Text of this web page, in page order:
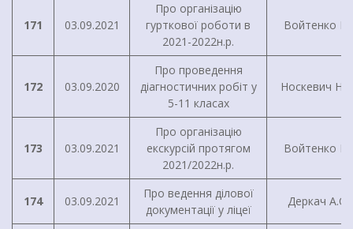
171 03.09.2021
Про організацію
гурткової роботи в
2021-2022н.р.
Войтенко І.Г.
172 03.09.2020
Про проведення
діагностичних робіт у
5-11 класах
Носкевич
173 03.09.2021
Про організацію
екскурсій протягом
2021/2022н.р.
Войтенко І.Г.
174 03.09.2021
Про ведення ділової
документації у ліцеї
Деркач А.О.